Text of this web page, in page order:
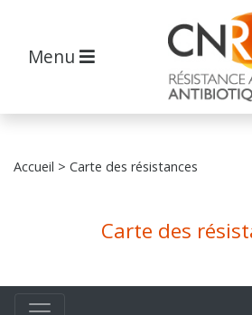
Menu
Accueil > Carte des résistances
Carte des